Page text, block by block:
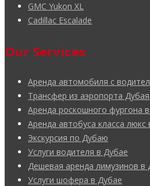
GMC Yukon XL
Cadillac Escalade
Our Services
Аренда автомобиля с
Трансфер из аэропорта Дубая
Аренда роскошного фургона
Аренда автобуса класса люкс
Экскурсия по Дубаю
Услуги водителя в Дубае
Дешевая аренда лимузинов в
Услуги шофера в Дубае